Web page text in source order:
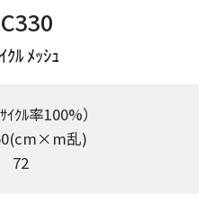
ｸﾙ ﾒｯｼｭ
ｸﾙ率100%）
乱)
72